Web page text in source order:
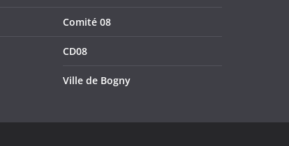
Comité 08
CD08
Ville de Bogny